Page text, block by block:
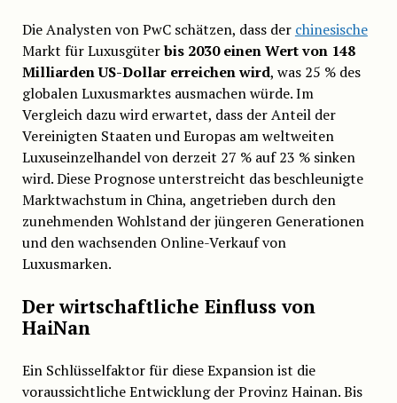
Die Analysten von PwC schätzen, dass der chinesische
Markt für Luxusgüterbis 2030 einen Wert von 148
Milliarden US-Dollar erreichen wird, was 25 % des
globalen Luxusmarktes ausmachen würde. Im
Vergleich dazu wird erwartet, dass der Anteil der
Vereinigten Staaten und Europas am weltweiten
Luxuseinzelhandel von derzeit 27 % auf 23 % sinken
wird. Diese Prognose unterstreicht das beschleunigte
Marktwachstum in China, angetrieben durch den
zunehmenden Wohlstand der jüngeren Generationen
und den wachsenden Online-Verkauf von
Luxusmarken.
Der wirtschaftliche Einfluss von
HaiNan
Ein Schlüsselfaktor für diese Expansion ist die
voraussichtliche Entwicklung der Provinz Hainan. Bis